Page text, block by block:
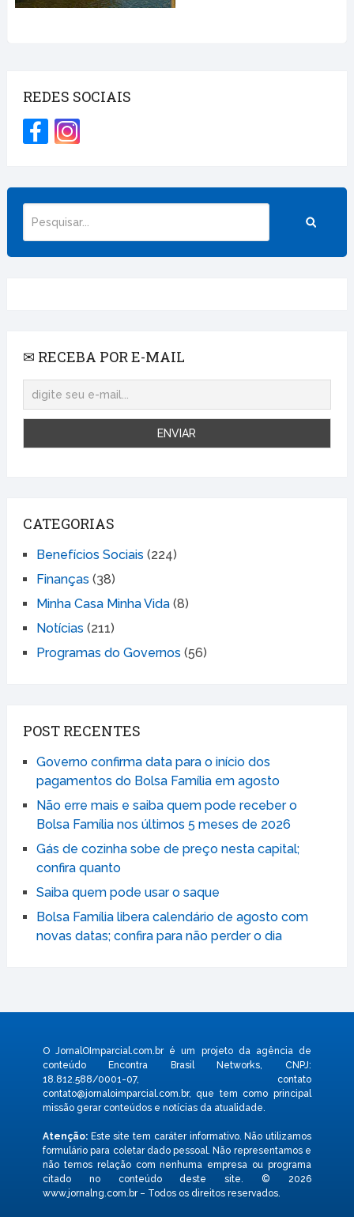
REDES SOCIAIS
✉ RECEBA POR E-MAIL
CATEGORIAS
Benefícios Sociais (224)
Finanças (38)
Minha Casa Minha Vida(8)
Notícias (211)
Programas do Governos (56)
POST RECENTES
Governo confirma data para o início dos
pagamentos do Bolsa Família em agosto
Não erre mais e saiba quem pode receber o
Bolsa Família nos últimos 5 meses de 2026
Gás de cozinha sobe de preço nesta capital;
confira quanto
Saiba quem pode usar o saque
Bolsa Família libera calendário de agosto com
novas datas; confira para não perder o dia
O JornalOImparcial.com.br é um projeto da agência de
conteúdo Encontra Brasil Networks, CNPJ:
18.812.588/0001-07, contato
contato@jornaloimparcial.com.br, que tem como principal
missão gerar conteúdos e notícias da atualidade.
Atenção:Este site tem caráter informativo. Não utilizamos
formulário para coletar dado pessoal. Não representamos e
não temos relação com nenhuma empresa ou programa
citado no conteúdo deste site. © 2026
www.jornalng.com.br – Todos os direitos reservados.